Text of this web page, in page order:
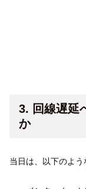
3. 回線遅延
か
当日は、以下のよう